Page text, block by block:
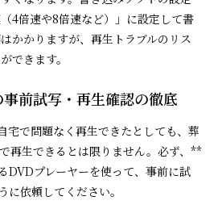
4倍速や8倍速など）」に設定して書
かかりますが、再生トラブルのリス
できます。
事前試写・再生確認の徹底
宅で問題なく再生できたとしても、葬
再生できるとは限りません。必ず、**
DVDプレーヤーを使って、事前に試
依頼してください。